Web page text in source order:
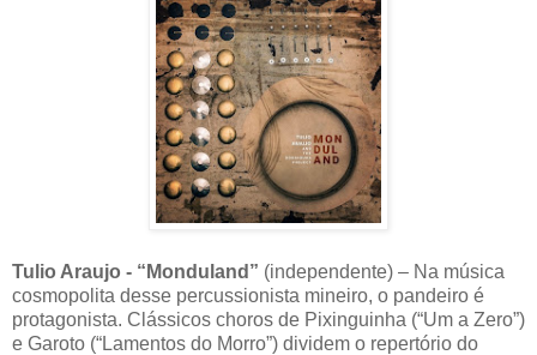
Tulio Araujo - “Monduland” (independente) – Na música
cosmopolita desse percussionista mineiro, o pandeiro é
protagonista. Clássicos choros de Pixinguinha (“Um a Zero”)
e Garoto (“Lamentos do Morro”) dividem o repertório do